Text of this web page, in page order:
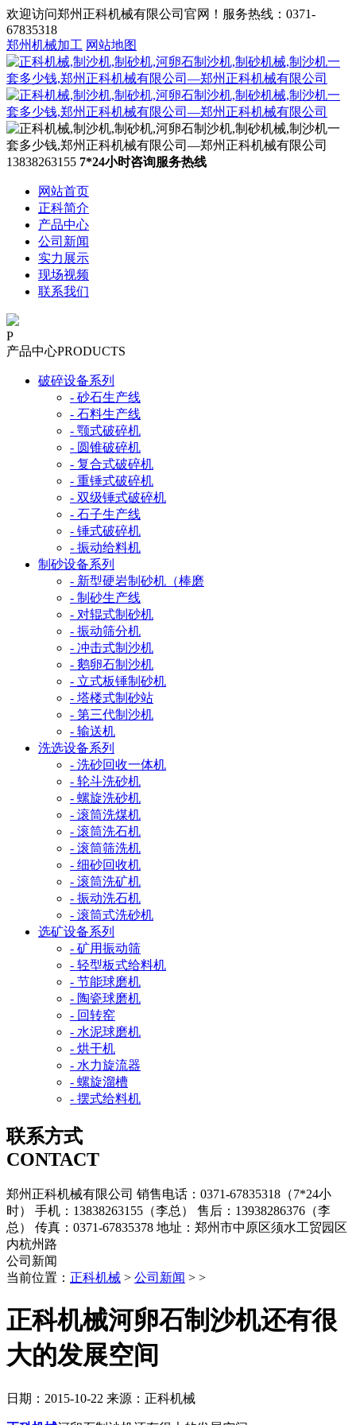
欢迎访问郑州正科机械有限公司官网！服务热线：0371-
67835318
郑州机械加工 网站地图
13838263155 7*24小时咨询服务热线
网站首页
正科简介
产品中心
公司新闻
实力展示
现场视频
联系我们
P
产品中心PRODUCTS
破碎设备系列
- 砂石生产线
- 石料生产线
- 颚式破碎机
- 圆锥破碎机
- 复合式破碎机
- 重锤式破碎机
- 双级锤式破碎机
- 石子生产线
- 锤式破碎机
- 振动给料机
制砂设备系列
- 新型硬岩制砂机（棒磨
- 制砂生产线
- 对辊式制砂机
- 振动筛分机
- 冲击式制沙机
- 鹅卵石制沙机
- 立式板锤制砂机
- 塔楼式制砂站
- 第三代制沙机
- 输送机
洗选设备系列
- 洗砂回收一体机
- 轮斗洗砂机
- 螺旋洗砂机
- 滚筒洗煤机
- 滚筒洗石机
- 滚筒筛洗机
- 细砂回收机
- 滚筒洗矿机
- 振动洗石机
- 滚筒式洗砂机
选矿设备系列
- 矿用振动筛
- 轻型板式给料机
- 节能球磨机
- 陶瓷球磨机
- 回转窑
- 水泥球磨机
- 烘干机
- 水力旋流器
- 螺旋溜槽
- 摆式给料机
联系方式
CONTACT
郑州正科机械有限公司 销售电话：0371-67835318（7*24小
时）
手机：13838263155（李总）
售后：13938286376（李
总）
传真：0371-67835378 地址：郑州市中原区须水工贸园区
内杭州路
公司新闻
当前位置： 正科机械 > 公司新闻 > >
正科机械河卵石制沙机还有很
大的发展空间
日期：2015-10-22 来源：正科机械